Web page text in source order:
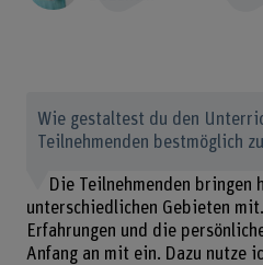
Wie gestaltest du den
Teilnehmenden bestmöglich
Die Teilnehmenden bringen
unterschiedlichen Gebieten
Erfahrungen und die
Anfang an mit ein. Dazu nutze